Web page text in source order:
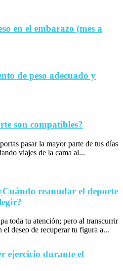
en el embarazo (mes a
de peso adecuado y
son compatibles?
pasar la mayor parte de tus días
viajes de la cama al...
reanudar el deporte
toda tu atención; pero al transcurrir
el deseo de recuperar tu figura a...
ejercicio durante el